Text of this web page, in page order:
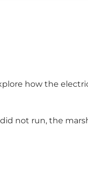
how the
not run, the